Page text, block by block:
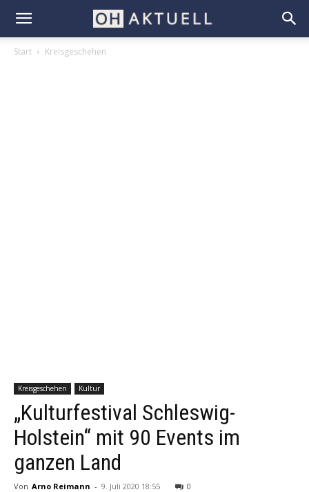
Start Kreisgeschehen
Kreisgeschehen Kultur
„Kulturfestival Schleswig-
Holstein“ mit 90 Events im
ganzen Land
Von Arno Reimann - 9. Juli 2020 18:55 0